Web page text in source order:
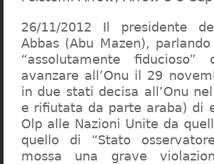
26/11/2012 Il presidente
Abbas (Abu Mazen),
“assolutamente
avanzare all’Onu il 29
in due stati decisa all’Onu
e rifiutata da parte araba) di
Olp alle Nazioni Unite da
quello di “Stato
mossa una grave